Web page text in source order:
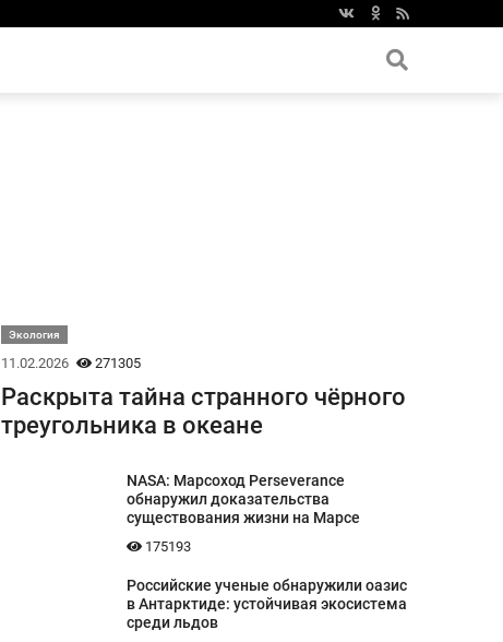
Экология
11.02.2026 271305
Раскрыта тайна странного чёрного
треугольника в океане
NASA: Марсоход Perseverance
обнаружил доказательства
существования жизни на Марсе
175193
Российские ученые обнаружили оазис
в Антарктиде: устойчивая экосистема
среди льдов